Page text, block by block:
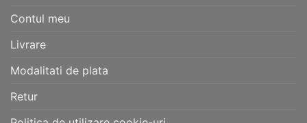
Contul meu
Livrare
Modalitati de plata
Retur